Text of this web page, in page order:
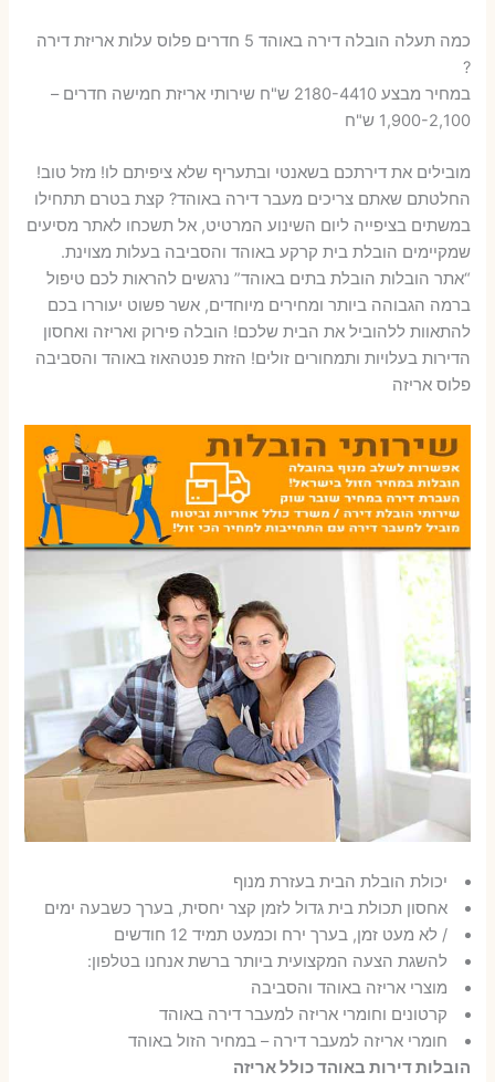
כמה תעלה הובלה דירה באוהד 5 חדרים פלוס עלות אריזת דירה
?
במחיר מבצע 2180-4410 ש"ח שירותי אריזת חמישה חדרים –
1,900-2,100 ש"ח
מובילים את דירתכם בשאנטי ובתעריף שלא ציפיתם לו! מזל טוב!
החלטתם שאתם צריכים מעבר דירה באוהד? קצת בטרם תתחילו
במשתים בציפייה ליום השינוע המרטיט, אל תשכחו לאתר מסיעים
שמקיימים הובלת בית קרקע באוהד והסביבה בעלות מצוינת.
“אתר הובלות הובלת בתים באוהד” נרגשים להראות לכם טיפול
ברמה הגבוהה ביותר ומחירים מיוחדים, אשר פשוט יעוררו בכם
להתאוות ללהוביל את הבית שלכם! הובלה פירוק ואריזה ואחסון
הדירות בעלויות ותמחורים זולים! הזזת פנטהאוז באוהד והסביבה
פלוס אריזה
יכולת הובלת הבית בעזרת מנוף
אחסון תכולת בית גדול לזמן קצר יחסית, בערך כשבעה ימים
/ לא מעט זמן, בערך ירח וכמעט תמיד 12 חודשים
להשגת הצעה המקצועית ביותר ברשת אנחנו בטלפון:
מוצרי אריזה באוהד והסביבה
קרטונים וחומרי אריזה למעבר דירה באוהד
חומרי אריזה למעבר דירה – במחיר הזול באוהד
הובלות דירות באוהד כולל אריזה